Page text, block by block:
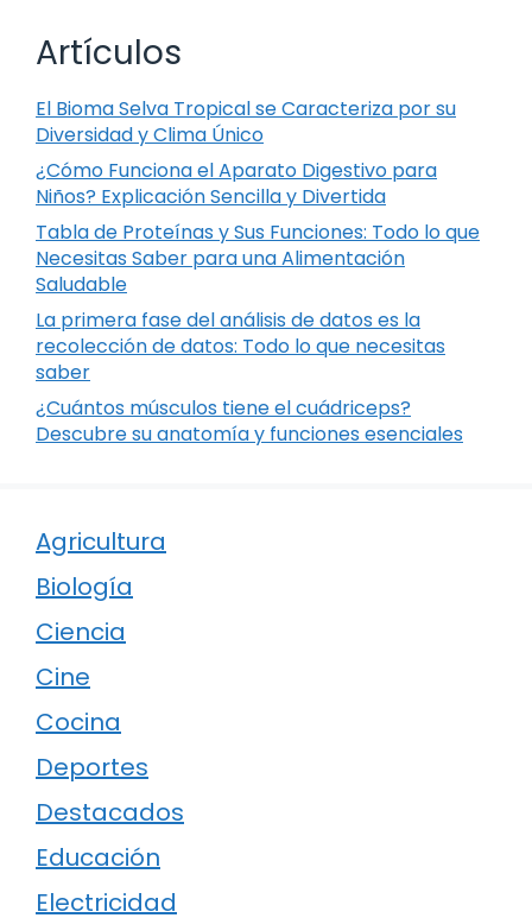
Artículos
El Bioma Selva Tropical se Caracteriza por su
Diversidad y Clima Único
¿Cómo Funciona el Aparato Digestivo para
Niños? Explicación Sencilla y Divertida
Tabla de Proteínas y Sus Funciones: Todo lo que
Necesitas Saber para una Alimentación
Saludable
La primera fase del análisis de datos es la
recolección de datos: Todo lo que necesitas
saber
¿Cuántos músculos tiene el cuádriceps?
Descubre su anatomía y funciones esenciales
Agricultura
Biología
Ciencia
Cine
Cocina
Deportes
Destacados
Educación
Electricidad